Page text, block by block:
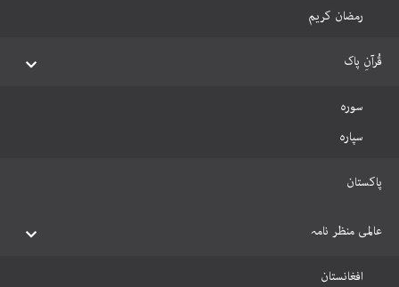
رمضان کریم
قُرآنِ پاک
سورہ
سپارہ
پاکستان
عالمی منظر نامہ
افغانستان